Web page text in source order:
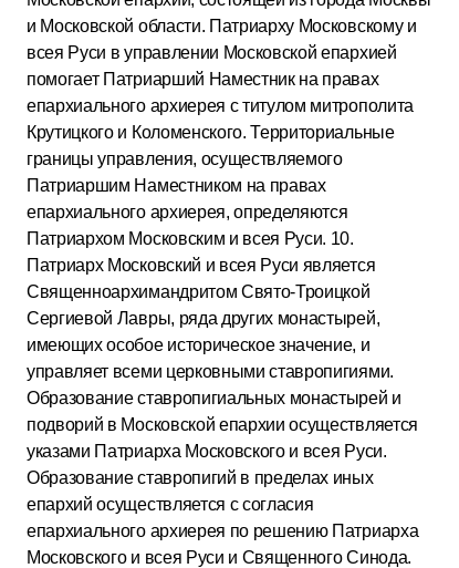
и Московской области. Патриарху Московскому и
всея Руси в управлении Московской епархией
помогает Патриарший Наместник на правах
епархиального архиерея с титулом митрополита
Крутицкого и Коломенского. Территориальные
границы управления, осуществляемого
Патриаршим Наместником на правах
епархиального архиерея, определяются
Патриархом Московским и всея Руси. 10.
Патриарх Московский и всея Руси является
Священноархимандритом Свято-Троицкой
Сергиевой Лавры, ряда других монастырей,
имеющих особое историческое значение, и
управляет всеми церковными ставропигиями.
Образование ставропигиальных монастырей и
подворий в Московской епархии осуществляется
указами Патриарха Московского и всея Руси.
Образование ставропигий в пределах иных
епархий осуществляется с согласия
епархиального архиерея по решению Патриарха
Московского и всея Руси и Священного Синода.